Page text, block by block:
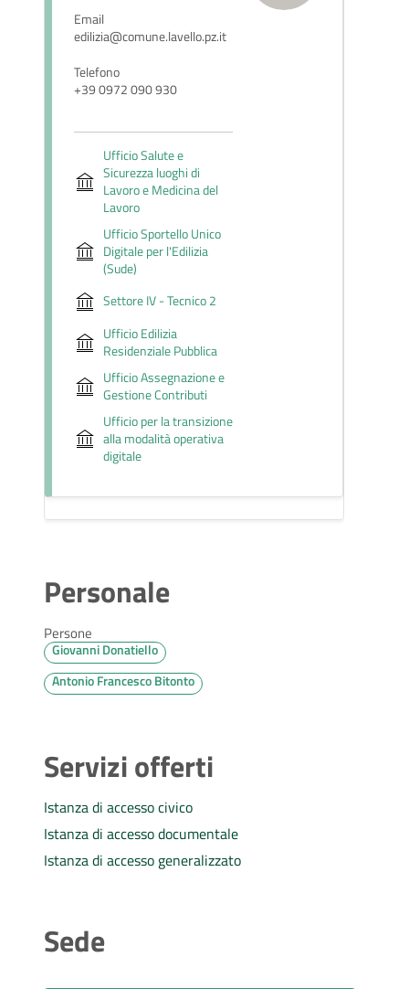
Email
edilizia@comune.lavello.pz.it
Telefono
+39 0972 090 930
Ufficio Salute e
Sicurezza luoghi di
Lavoro e Medicina del
Lavoro
Ufficio Sportello Unico
Digitale per l'Edilizia
(Sude)
Settore IV - Tecnico 2
Ufficio Edilizia
Residenziale Pubblica
Ufficio Assegnazione e
Gestione Contributi
Ufficio per la transizione
alla modalità operativa
digitale
Personale
Persone
Giovanni Donatiello
Antonio Francesco Bitonto
Servizi offerti
Istanza di accesso civico
Istanza di accesso documentale
Istanza di accesso generalizzato
Sede